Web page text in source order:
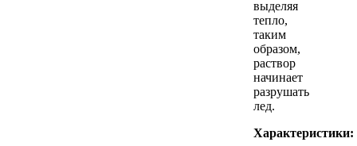
выделяя
тепло,
таким
образом,
раствор
начинает
разрушать
лед.
Характеристики: